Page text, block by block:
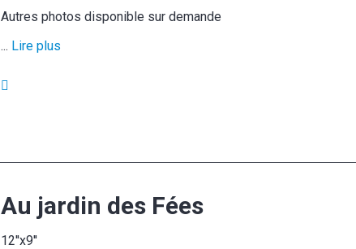
Autres photos disponible sur demande
... Lire plus
Au jardin des Fées
12''x9''